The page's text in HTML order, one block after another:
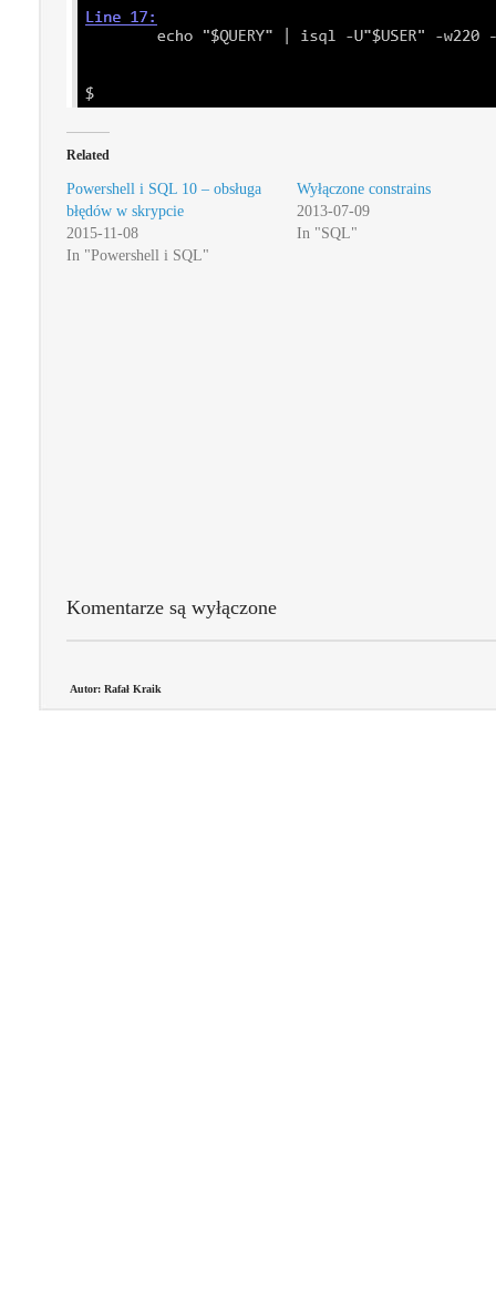
Related
Powershell i SQL 10 – obsługa
błędów w skrypcie
2015-11-08
In "Powershell i SQL"
Wyłączone constrains
2013-07-09
In "SQL"
Komentarze są wyłączone
Autor: Rafał Kraik